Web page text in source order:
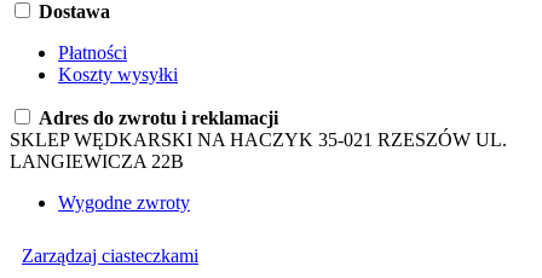
Dostawa
Płatności
Koszty wysyłki
Adres do zwrotu i reklamacji
SKLEP WĘDKARSKI NA HACZYK 35-021 RZESZÓW UL.
LANGIEWICZA 22B
Wygodne zwroty
Zarządzaj ciasteczkami